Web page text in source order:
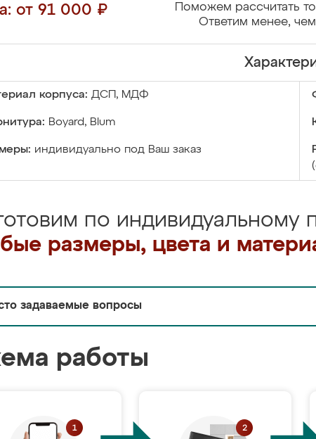
от 91 000 ₽
Поможем рассчитать
Ответим менее,
корпуса: ДСП, МДФ
Boyard, Blum
индивидуально под Ваш заказ
по индивидуальному
размеры, цвета и
задаваемые вопросы
работы